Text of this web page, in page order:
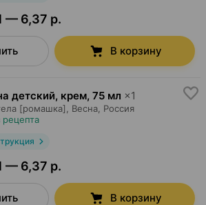
— 6,37 р.
В корзину
детский, крем, 75 мл ×1
[ромашка], Весна , Россия
рецепта
— 6,37 р.
В корзину